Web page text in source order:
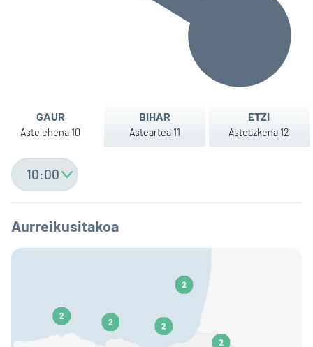
GAUR
Astelehena 10
BIHAR
Asteartea 11
ETZI
Asteazkena 12
Ordua
aukeratu
Aurreikusitakoa